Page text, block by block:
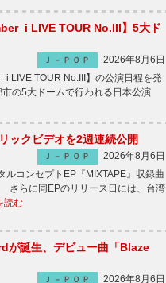
LIVE TOUR No.III】5大ド
Ｊ－ＰＯＰ
2026年8月6日
LIVE TOUR No.III】の公演日程を発
の5大ドームで行われる日本公演
ックビデオを2週連続公開
Ｊ－ＰＯＰ
2026年8月6日
コンセプトEP『MIXTAPE』収録曲
さらに同EPのリリース日には、台湾
読む
が誕生、デビュー曲「Blaze
Ｊ－ＰＯＰ 2026年8月6日